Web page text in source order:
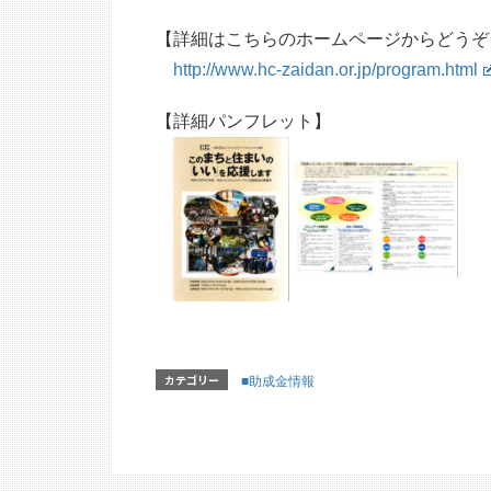
【詳細はこちらのホームページからどう
http://www.hc-zaidan.or.jp/program.html
【詳細パンフレット】
カテゴリー ■助成金情報